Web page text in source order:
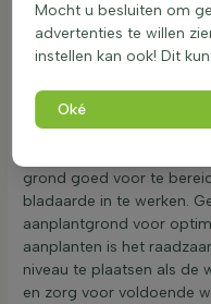
Zo plant je een
Het aanplanten van de
genoemd, kan het beste
plaatsvinden.
sierheester past goed in
grond goed voor te
bladaarde in te werken.
aanplantgrond voor
aanplanten is het
niveau te plaatsen als de
en zorg voor voldoende
Mocht u besluiten om
advertenties te willen
instellen kan ook! Dit
Oké